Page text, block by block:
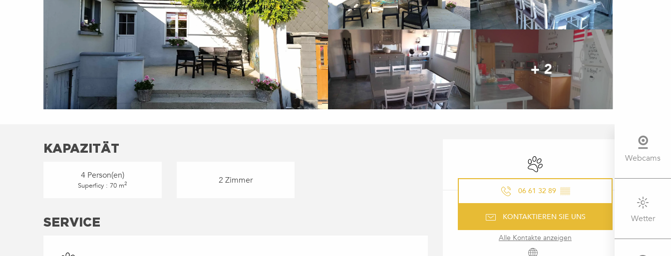
Webcams
Wetter
+ 2
ÖFFNUNGSZEITEN &
Tiere erlaubt
06 61 32 89 ▒▒
KONTAKTIEREN SIE UNS
Alle Kontakte anzeigen
KAPAZITÄT
4 Person(en)
Superficy : 70 m2 2 Zimmer
SERVICE